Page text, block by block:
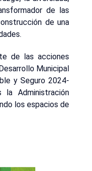
de las
de una
de las acciones
Municipal
y Seguro 2024-
la Administración
los espacios de